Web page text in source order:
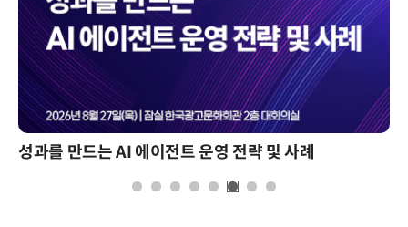
성과를 만드는 AI 에이전트 운영 전략 및 사례